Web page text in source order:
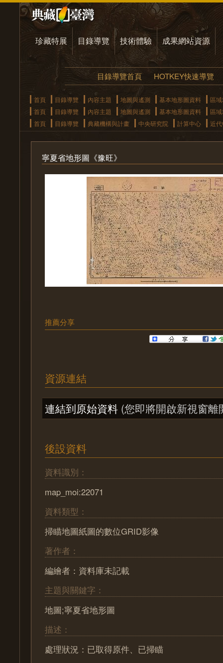
珍藏特展 目錄導覽 技術體驗 成果網站資源
目錄導覽首頁 HOTKEY快速導覽
首頁 目錄導覽 內容主題 地圖與遙測 基本地形圖資料
區
首頁
目錄導覽 內容主題 地圖與遙測 基本地形圖資料
區
首頁
目錄導覽 典藏機構與計畫 中央研究院 計算中心 近
寧夏省地形圖《豫旺》
推薦分享
資源連結
連結到原始資料 (您即將開啟新視窗離
後設資料
資料識別：
map_moi:22071
資料類型：
掃瞄地圖紙圖的數位GRID影像
著作者：
編繪者：資料庫未記載
主題與關鍵字：
地圖;寧夏省地形圖
描述：
處理狀況：已取得原件、已掃瞄